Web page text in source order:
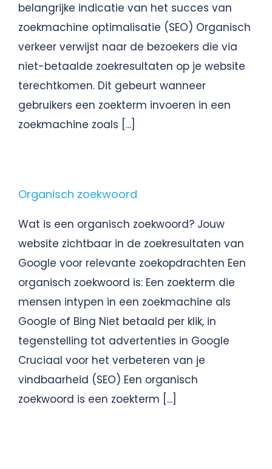
belangrijke indicatie van het succes van
zoekmachine optimalisatie (SEO) Organisch
verkeer verwijst naar de bezoekers die via
niet-betaalde zoekresultaten op je website
terechtkomen. Dit gebeurt wanneer
gebruikers een zoekterm invoeren in een
zoekmachine zoals [...]
Organisch zoekwoord
Wat is een organisch zoekwoord? Jouw
website zichtbaar in de zoekresultaten van
Google voor relevante zoekopdrachten Een
organisch zoekwoord is: Een zoekterm die
mensen intypen in een zoekmachine als
Google of Bing Niet betaald per klik, in
tegenstelling tot advertenties in Google
Cruciaal voor het verbeteren van je
vindbaarheid (SEO) Een organisch
zoekwoord is een zoekterm [...]